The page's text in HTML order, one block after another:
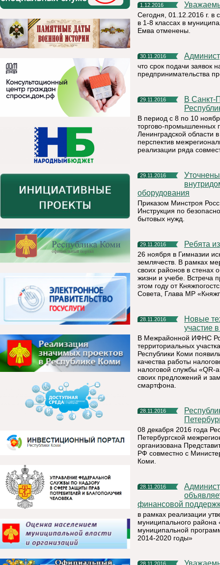
1.12.2016
Сегодня, 01.12.2016 г. в
в 1-8 классах в
Емва отменены.
30.11.2016
что срок подачи заявок
предпринимательства
29.11.2016
В Санкт-Петербурге подведены итоги Деловой миссии в
В период с 8 по 10
торгово-промышленных
Ленинградской области
перспектив
реализации ряда
29.11.2016
Уточнены требования по безопасной эксплуатации
оборудования
Приказом Минстроя
Инструкция по
бытовых нужд.
29.11.2016 Ребята
26 ноября в Гимназии
землячеств. В рамках
своих районов в стенах
жизни и учебе. Встреча
этом году от
Совета, Глава МР
28.11.2016
Новые технологии помогут налогоплательщикам принимать
участие
В Межрайонной ИФНС
территориальных
Республики Коми
качества работы
налоговой службы «QR-
своих предложений и
смартфона.
28.11.2016
Республика Коми представит свои вакансии в Санкт-
08 декабря 2016 года
Петербургской
организована
РФ совместно с
Коми.
28.11.2016
Администрация муниципального района «Княжпогостский»
финансовой
в рамках реализации
муниципального района
муниципальной
2014-2020 годы»
28.11.2016